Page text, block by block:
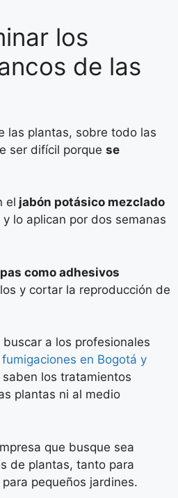
los
de las
las plantas, sobre todo las
ser difícil porque se
el jabón potásico mezclado
y lo aplican por dos semanas
como adhesivos
y cortar la reproducción de
a los profesionales
en Bogotá y
saben los tratamientos
plantas ni al medio
que busque sea
de plantas, tanto para
pequeños jardines.